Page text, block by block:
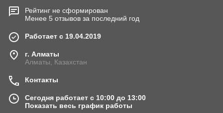
Рейтинг не сформирован
Менее 5 отзывов за последний год
Работает с 19.04.2019
г. Алматы
Алматы, Казахстан
Контакты
Сегодня работает с 10:00 до 13:00
Показать весь график работы